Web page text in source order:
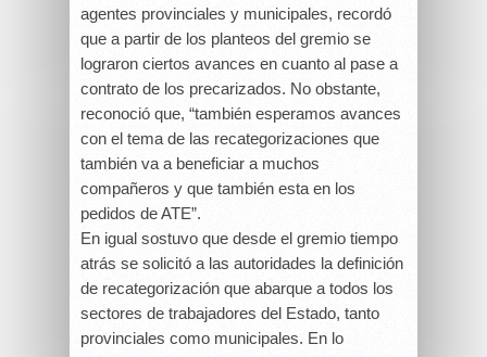
agentes provinciales y municipales, recordó
que a partir de los planteos del gremio se
lograron ciertos avances en cuanto al pase a
contrato de los precarizados. No obstante,
reconoció que, “también esperamos avances
con el tema de las recategorizaciones que
también va a beneficiar a muchos
compañeros y que también esta en los
pedidos de ATE”.
En igual sostuvo que desde el gremio tiempo
atrás se solicitó a las autoridades la definición
de recategorización que abarque a todos los
sectores de trabajadores del Estado, tanto
provinciales como municipales. En lo